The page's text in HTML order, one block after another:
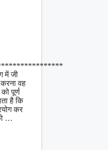
में जी
वह
पूर्ण
है कि
कर
…